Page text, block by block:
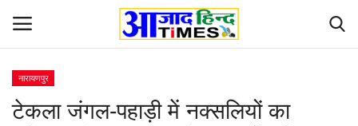
नारायणपुर
टेकला जंगल-पहाड़ी में नक्सलियों का